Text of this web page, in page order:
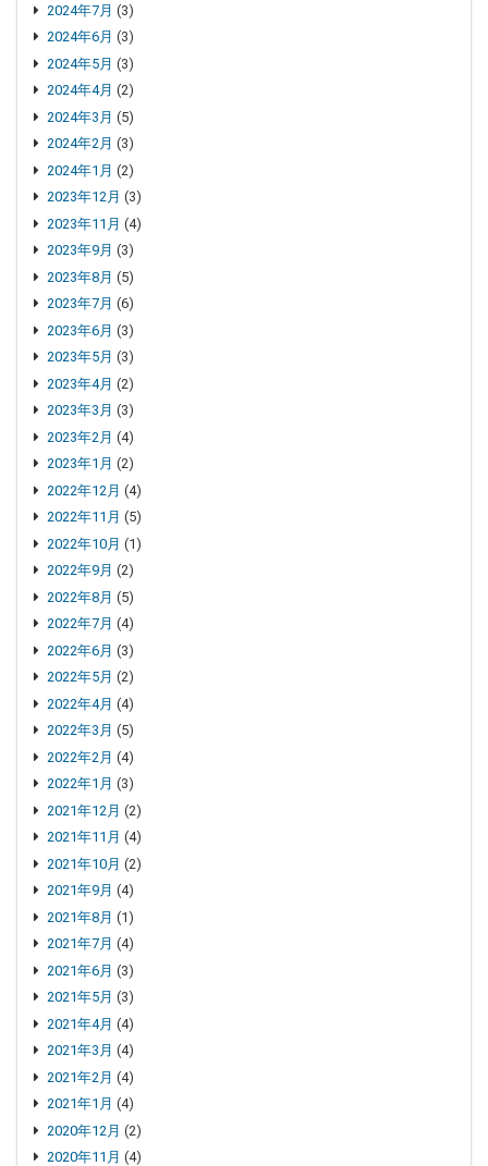
2024年7月 (3)
2024年6月 (3)
2024年5月 (3)
2024年4月 (2)
2024年3月 (5)
2024年2月 (3)
2024年1月 (2)
2023年12月 (3)
2023年11月 (4)
2023年9月 (3)
2023年8月 (5)
2023年7月 (6)
2023年6月 (3)
2023年5月 (3)
2023年4月 (2)
2023年3月 (3)
2023年2月 (4)
2023年1月 (2)
2022年12月 (4)
2022年11月 (5)
2022年10月 (1)
2022年9月 (2)
2022年8月 (5)
2022年7月 (4)
2022年6月 (3)
2022年5月 (2)
2022年4月 (4)
2022年3月 (5)
2022年2月 (4)
2022年1月 (3)
2021年12月 (2)
2021年11月 (4)
2021年10月 (2)
2021年9月 (4)
2021年8月 (1)
2021年7月 (4)
2021年6月 (3)
2021年5月 (3)
2021年4月 (4)
2021年3月 (4)
2021年2月 (4)
2021年1月 (4)
2020年12月 (2)
2020年11月 (4)